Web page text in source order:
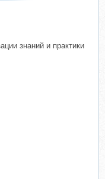
знаний и практики